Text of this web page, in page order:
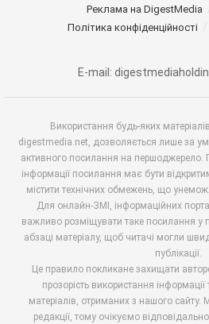
Реклама на DigestMedia
Політика конфіденційності
E-mail:
Використання будь-яких
digestmedia.net, дозволяється лише за
активного посилання на першоджерело.
інформації посилання має бути
містити технічних обмежень, що
Для онлайн-ЗМІ, інформаційних
важливо розміщувати таке посилання у
абзаці матеріалу, щоб читачі могли
публікації.
Це правило покликане захищати
прозорість використання
матеріалів, отриманих з нашого сайту.
редакції, тому очікуємо